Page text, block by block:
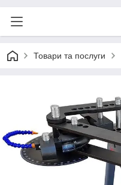
Товари та послуги